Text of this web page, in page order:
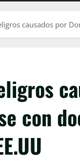
causados por
con